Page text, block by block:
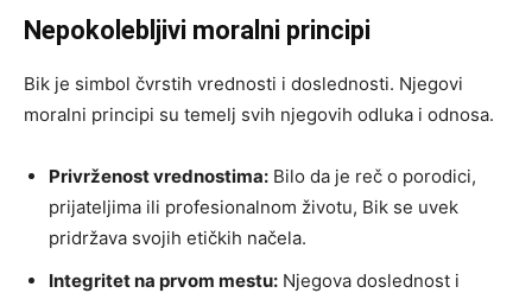
Nepokolebljivi moralni principi
Bik je simbol čvrstih vrednosti i doslednosti. Njegovi
moralni principi su temelj svih njegovih odluka i odnosa.
Privrženost vrednostima: Bilo da je reč o porodici,
prijateljima ili profesionalnom životu, Bik se uvek
pridržava svojih etičkih načela.
Integritet na prvom mestu: Njegova doslednost i